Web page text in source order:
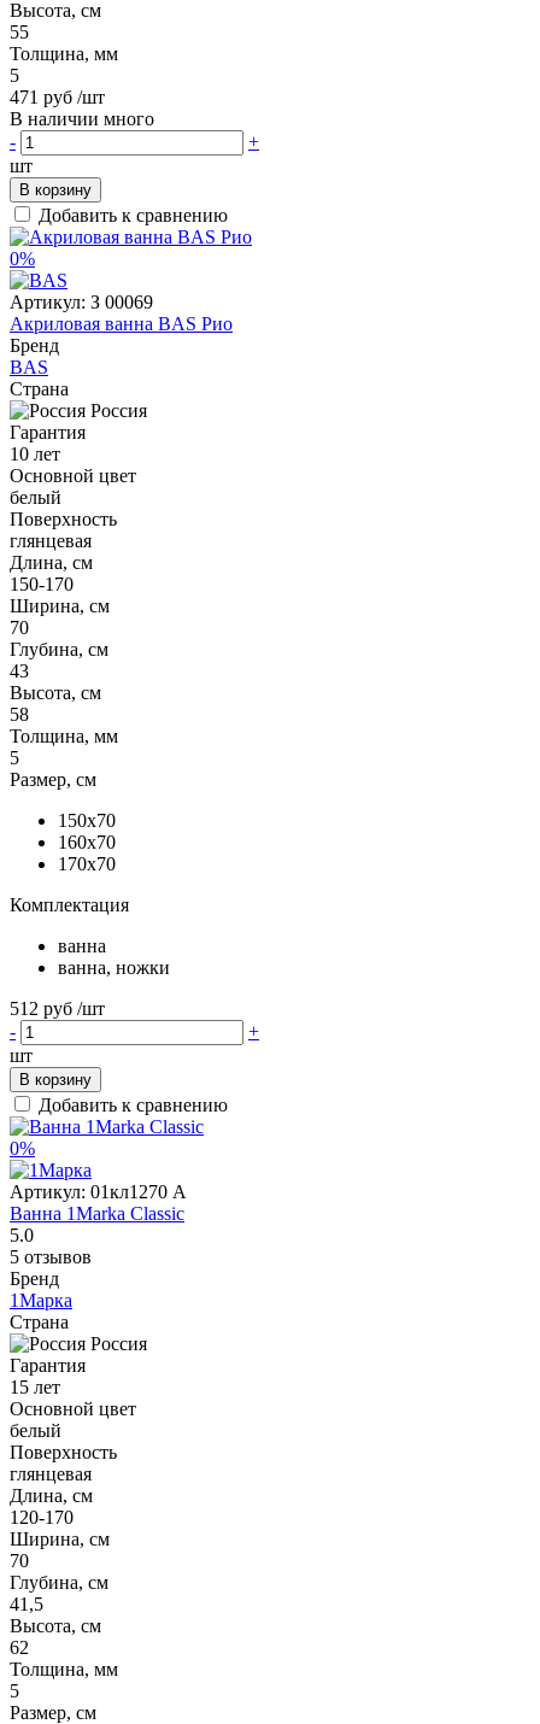
Высота, см
55
Толщина, мм
5
471 руб /шт
В наличии много
-
+
шт
В корзину
Добавить к сравнению
0%
Артикул: З 00069
Акриловая ванна BAS Рио
Бренд
BAS
Страна
Россия
Гарантия
10 лет
Основной цвет
белый
Поверхность
глянцевая
Длина, см
150-170
Ширина, см
70
Глубина, см
43
Высота, см
58
Толщина, мм
5
Размер, см
150x70
160x70
170x70
Комплектация
ванна
ванна, ножки
512 руб /шт
-
+
шт
В корзину
Добавить к сравнению
0%
Артикул: 01кл1270 А
Ванна 1Marka Classic
5.0
5 отзывов
Бренд
1Марка
Страна
Россия
Гарантия
15 лет
Основной цвет
белый
Поверхность
глянцевая
Длина, см
120-170
Ширина, см
70
Глубина, см
41,5
Высота, см
62
Толщина, мм
5
Размер, см